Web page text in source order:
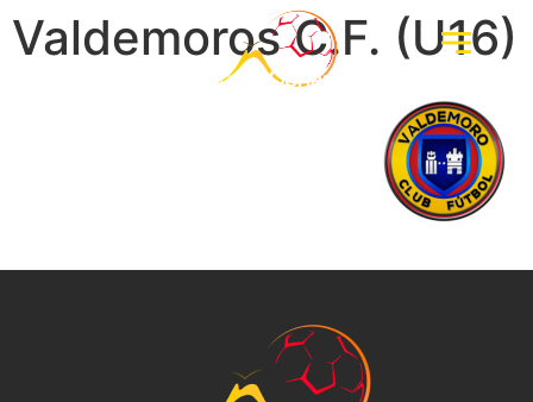
Valdemoros C.F. (U16)